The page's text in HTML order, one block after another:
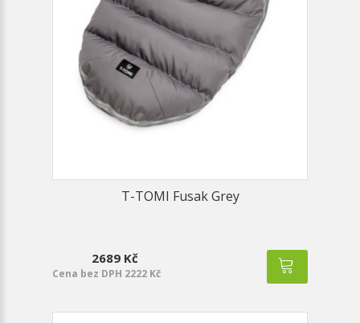
T-TOMI Fusak Grey
2689 Kč
Cena bez DPH 2222 Kč